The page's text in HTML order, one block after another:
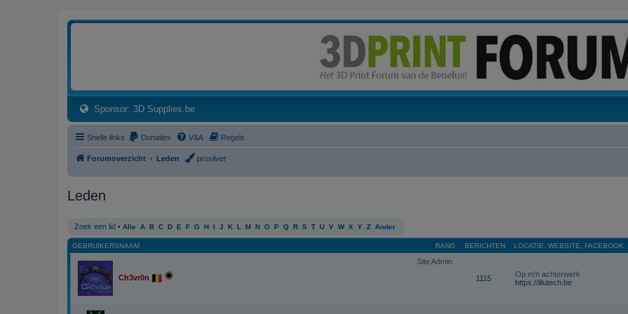
Sponsor: 3D Supplies.be(Opens a new tab)
Snelle links Donaties V&A Regels
Forumoverzicht Leden prosilver
Leden
Zoek een lid • Alle A B C D E F G H I J K L M N O P Q R S T U V W X Y Z Ander
RANG
GEBRUIKERSNAAM BERICHTEN LOCATIE, WEBSITE,
Site Admin
Ch3vr0n
1115
Op m'n achterwerk
https://illutech.be